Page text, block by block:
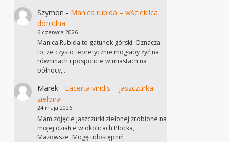
Szymon - Manica rubida – wścieklica
dorodna
6 czerwca 2026
Manica Rubida to gatunek górski. Oznacza
to, że czysto teoretycznie mogłaby żyć na
równinach i pospolicie w miastach na
północy,…
Marek- Lacerta viridis – jaszczurka
zielona
24 maja 2026
Mam zdjęcie jaszczurki zielonej zrobione na
mojej działce w okolicach Płocka,
Mazowsze. Mogę udostępnić.